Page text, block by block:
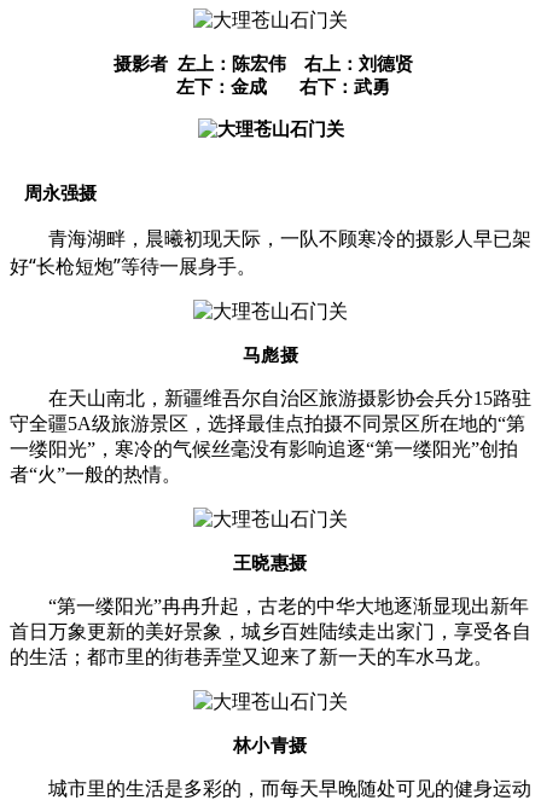
摄影者 左上：陈宏伟 右上：刘德贤
左下：金成 右下：武勇
周永强摄
青海湖畔，晨曦初现天际，一队不顾寒冷的摄影人早已架
好“长枪短炮”等待一展身手。
马彪摄
在天山南北，新疆维吾尔自治区旅游摄影协会兵分15路驻
守全疆5A级旅游景区，选择最佳点拍摄不同景区所在地的“第
一缕阳光”，寒冷的气候丝毫没有影响追逐“第一缕阳光”创拍
者“火”一般的热情。
王晓惠摄
“第一缕阳光”冉冉升起，古老的中华大地逐渐显现出新年
首日万象更新的美好景象，城乡百姓陆续走出家门，享受各自
的生活；都市里的街巷弄堂又迎来了新一天的车水马龙。
林小青摄
城市里的生活是多彩的，而每天早晚随处可见的健身运动